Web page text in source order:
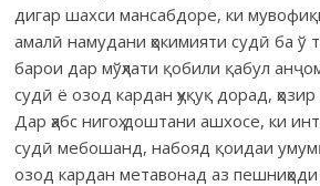
дигар шахси мансабдоре, ки
амалӣ намудани ҳокимияти судӣ ба ў
барои дар мўҳлати қобили қабул
судӣ ё озод кардан ҳуқуқ дорад,
Дар ҳабс нигоҳ доштани ашхосе, ки
судӣ мебошанд, набояд қоидаи
озод кардан метавонад аз пешниҳоди